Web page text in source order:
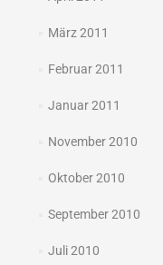
März 2011
Februar 2011
Januar 2011
November 2010
Oktober 2010
September 2010
Juli 2010